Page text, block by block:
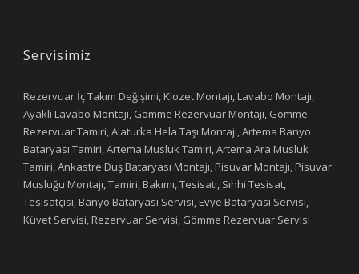
Servisimiz
Rezervuar İç Takım Değişimi, Klozet Montajı, Lavabo Montajı,
Ayaklı Lavabo Montajı, Gömme Rezervuar Montajı, Gömme
Rezervuar Tamiri, Alaturka Hela Taşı Montajı, Artema Banyo
Bataryası Tamiri, Artema Musluk Tamiri, Artema Ara Musluk
Tamiri, Ankastre Duş Bataryası Montajı, Pisuvar Montajı, Pisuvar
Musluğu Montajı, Tamiri, Bakımı, Tesisatı, Sıhhi Tesisat,
Tesisatçısı, Banyo Bataryası Servisi, Evye Bataryası Servisi,
Küvet Servisi, Rezervuar Servisi, Gömme Rezervuar Servisi